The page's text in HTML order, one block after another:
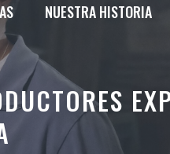
NUESTRA HISTORIA